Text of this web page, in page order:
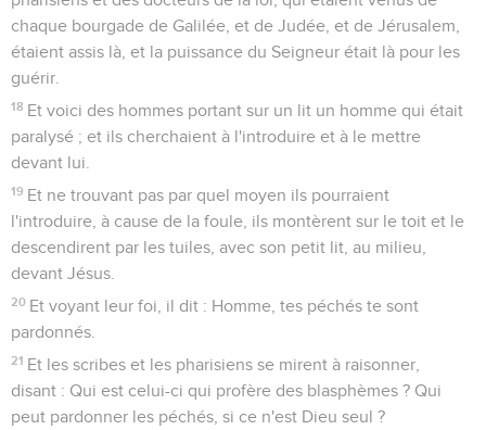
chaque bourgade de Galilée, et de Judée, et de Jérusalem,
étaient assis là, et la puissance du Seigneur était là pour les
guérir.
18 Et voici des hommes portant sur un lit un homme qui était
paralysé ; et ils cherchaient à l'introduire et à le mettre
devant lui.
19 Et ne trouvant pas par quel moyen ils pourraient
l'introduire, à cause de la foule, ils montèrent sur le toit et le
descendirent par les tuiles, avec son petit lit, au milieu,
devant Jésus.
20 Et voyant leur foi, il dit : Homme, tes péchés te sont
pardonnés.
21 Et les scribes et les pharisiens se mirent à raisonner,
disant : Qui est celui-ci qui profère des blasphèmes ? Qui
peut pardonner les péchés, si ce n'est Dieu seul ?